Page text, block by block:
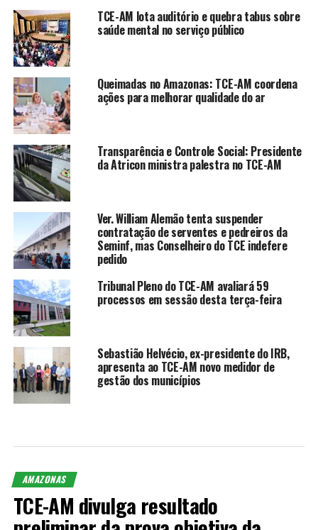
TCE-AM lota auditório e quebra tabus sobre
saúde mental no serviço público
Queimadas no Amazonas: TCE-AM coordena
ações para melhorar qualidade do ar
Transparência e Controle Social: Presidente
da Atricon ministra palestra no TCE-AM
Ver. William Alemão tenta suspender
contratação de serventes e pedreiros da
Seminf, mas Conselheiro do TCE indefere
pedido
Tribunal Pleno do TCE-AM avaliará 59
processos em sessão desta terça-feira
Sebastião Helvécio, ex-presidente do IRB,
apresenta ao TCE-AM novo medidor de
gestão dos municípios
AMAZONAS
TCE-AM divulga resultado